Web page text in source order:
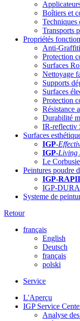
Boîtiers et
Techniques
Transports
Propriétés
Anti-
Protection
Surfaces
Nettoyage
Supports
Surfaces
Protection
Résistance
Durabilité
IR-reflectiv
Surfaces
IGP-
IGP-Living
Le
Peintures poudre
IGP-
IGP-
Systeme de
Retour
français
English
Deutsch
français
polski
Service
L'Aperçu
IGP Service
Analyse